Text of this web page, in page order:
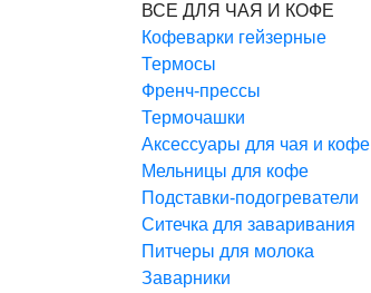
ВСЕ ДЛЯ ЧАЯ И КОФЕ
Кофеварки гейзерные
Термосы
Френч-прессы
Термочашки
Аксессуары для чая и кофе
Мельницы для кофе
Подставки-подогреватели
Ситечка для заваривания
Питчеры для молока
Заварники